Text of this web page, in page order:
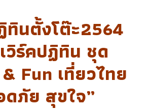
ทินตั้งโต๊ะ2564
วิร์คปฏิทิน ชุด
Fun เที่ยวไทย
ดภัย สุขใจ”